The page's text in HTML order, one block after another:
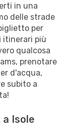
in una
delle strade
per
itinerari più
qualcosa
prenotare
d'acqua,
subito a
a Isole